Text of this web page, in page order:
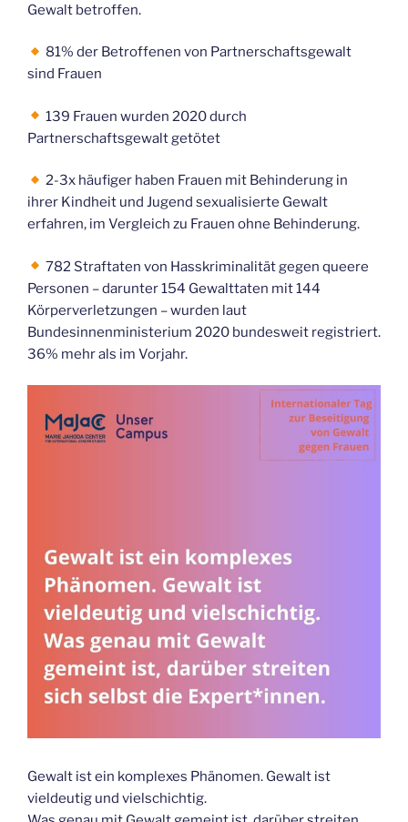
Gewalt betroffen.
81% der Betroffenen von Partnerschaftsgewalt
sind Frauen
139 Frauen wurden 2020 durch
Partnerschaftsgewalt getötet
2-3x häufiger haben Frauen mit Behinderung in
ihrer Kindheit und Jugend sexualisierte Gewalt
erfahren, im Vergleich zu Frauen ohne Behinderung.
782 Straftaten von Hasskriminalität gegen queere
Personen – darunter 154 Gewalttaten mit 144
Körperverletzungen – wurden laut
Bundesinnenministerium 2020 bundesweit registriert.
36% mehr als im Vorjahr.
Gewalt ist ein komplexes Phänomen. Gewalt ist
vieldeutig und vielschichtig.